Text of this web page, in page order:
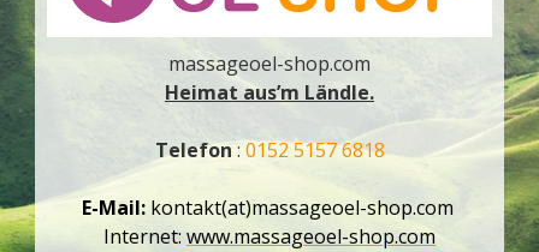
massageoel-shop.com
Heimat aus’m Ländle.
Telefon: 0152 5157 6818
E-Mail: kontakt(at)massageoel-shop.com
Internet: www.massageoel-shop.com